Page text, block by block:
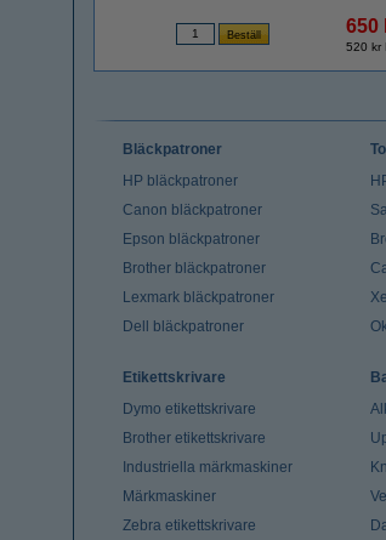
650
520 kr
Bläckpatroner
HP bläckpatroner
Canon bläckpatroner
Epson bläckpatroner
Brother bläckpatroner
Lexmark bläckpatroner
Dell bläckpatroner
Etikettskrivare
Dymo etikettskrivare
Brother etikettskrivare
Industriella märkmaskiner
Märkmaskiner
Zebra etikettskrivare